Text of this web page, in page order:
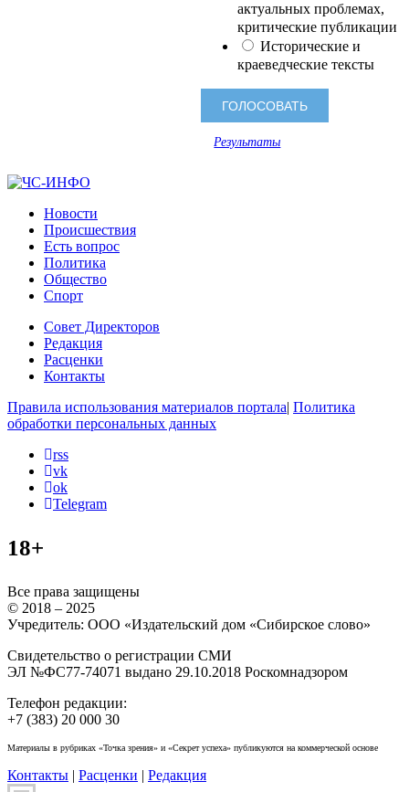
актуальных проблемах,
критические публикации
Исторические и
краеведческие тексты
Результаты
Новости
Происшествия
Есть вопрос
Политика
Общество
Спорт
Совет Директоров
Редакция
Расценки
Контакты
Правила использования материалов портала| Политика
обработки персональных данных
rss
vk
ok
Telegram
18+
Все права защищены
© 2018 – 2025
Учредитель: ООО «Издательский дом «Сибирское слово»
Свидетельство о регистрации СМИ
ЭЛ №ФС77-74071 выдано 29.10.2018 Роскомнадзором
Телефон редакции:
+7 (383) 20 000 30
Материалы в рубриках «Точка зрения» и «Секрет успеха» публикуются на коммерческой основе
Контакты | Расценки | Редакция